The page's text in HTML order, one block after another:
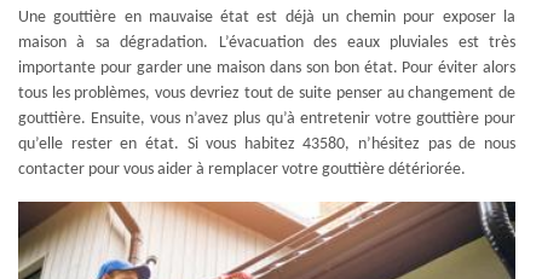
Une gouttière en mauvaise état est déjà un chemin pour exposer la
maison à sa dégradation. L’évacuation des eaux pluviales est très
importante pour garder une maison dans son bon état. Pour éviter alors
tous les problèmes, vous devriez tout de suite penser au changement de
gouttière. Ensuite, vous n’avez plus qu’à entretenir votre gouttière pour
qu’elle rester en état. Si vous habitez 43580, n’hésitez pas de nous
contacter pour vous aider à remplacer votre gouttière détériorée.